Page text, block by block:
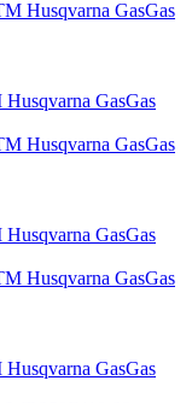
GasGas
GasGas
GasGas